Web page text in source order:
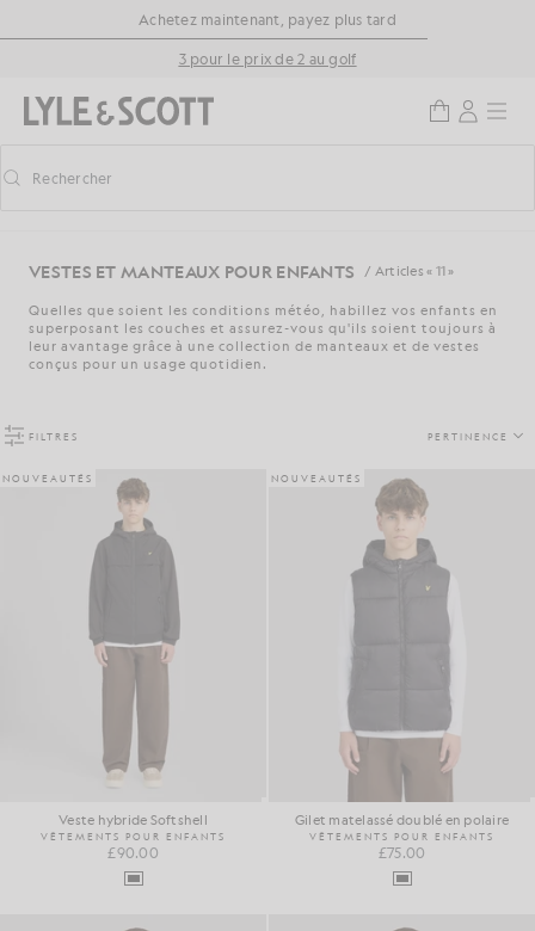
Aller directement au contenu principal
Informations sur l'accessibilité
Achetez maintenant, payez plus tard
3 pour le prix de 2 au golf
Activer/désactiver la recherche prédictive
Rechercher
VESTES ET MANTEAUX POUR ENFANTS / Articles « 11 »
Quelles que soient les conditions météo, habillez vos enfants en
superposant les couches et assurez-vous qu'ils soient toujours à
leur avantage grâce à une collection de manteaux et de vestes
conçus pour un usage quotidien.
FILTRES PERTINENCE
NOUVEAUTÉS
Veste hybride Softshell
VÊTEMENTS POUR ENFANTS
£90.00
NOUVEAUTÉS
Gilet matelassé doublé en polaire
VÊTEMENTS POUR ENFANTS
£75.00